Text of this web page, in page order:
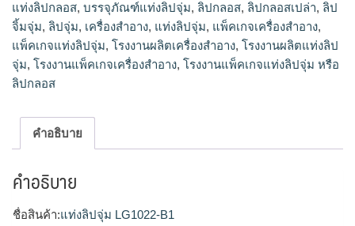
แท่งลิปกลอส, บรรจุภัณฑ์แท่งลิปจุ่ม, ลิปกลอส, ลิปกลอสเปล่า, ลิป
จิ้มจุ่ม, ลิปจุ่ม, เครื่องสำอาง, แท่งลิปจุ่ม, แพ็คเกจเครื่องสำอาง,
แพ็คเกจแท่งลิปจุ่ม, โรงงานผลิตเครื่องสำอาง, โรงงานผลิตแท่งลิป
จุ่ม, โรงงานแพ็คเกจเครื่องสำอาง, โรงงานแพ็คเกจแท่งลิปจุ่ม หรือ
ลิปกลอส
คำอธิบาย
คำอธิบาย
ชื่อสินค้า:แท่งลิปจุ่ม LG1022-B1